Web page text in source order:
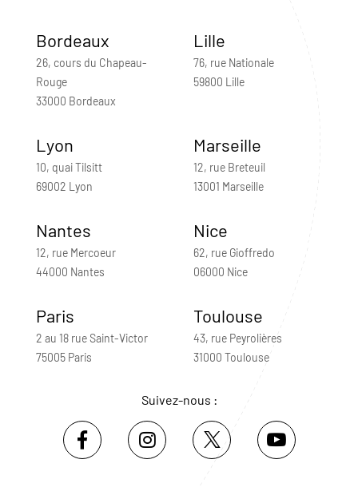
Bordeaux
26, cours du Chapeau-
Rouge
33000 Bordeaux
Lille
76, rue Nationale
59800 Lille
Lyon
10, quai Tilsitt
69002 Lyon
Marseille
12, rue Breteuil
13001 Marseille
Nantes
12, rue Mercoeur
44000 Nantes
Nice
62, rue Gioffredo
06000 Nice
Paris
2 au 18 rue Saint-Victor
75005 Paris
Toulouse
43, rue Peyrolières
31000 Toulouse
Suivez-nous :